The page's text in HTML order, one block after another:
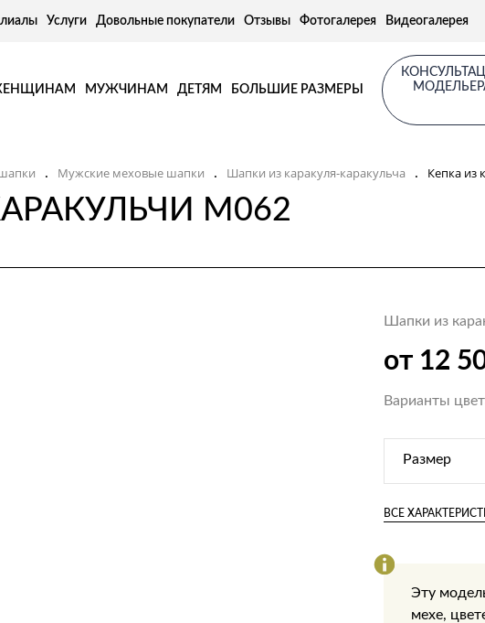
Услуги Довольные покупатели Отзывы Фотогалерея Видеогалерея
МУЖЧИНАМ ДЕТЯМ БОЛЬШИЕ РАЗМЕРЫ
. Мужские меховые шапки . Шапки из каракуля-каракульча . Кепка из
M062
Шапки из
от 12
Варианты
Размер
ВСЕ
Эту
мехе,